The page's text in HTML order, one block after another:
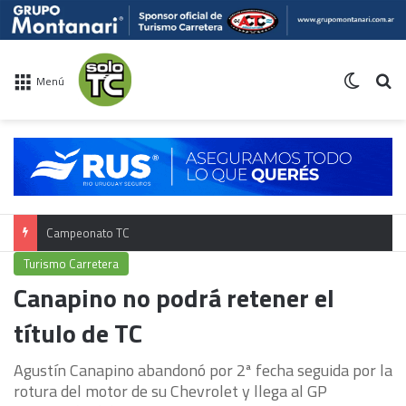
Menú
Campeonato TC
Turismo Carretera
Canapino no podrá retener el
título de TC
Agustín Canapino abandonó por 2ª fecha seguida por la
rotura del motor de su Chevrolet y llega al GP